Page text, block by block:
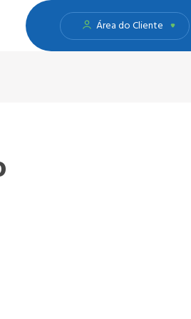
Área do Cliente